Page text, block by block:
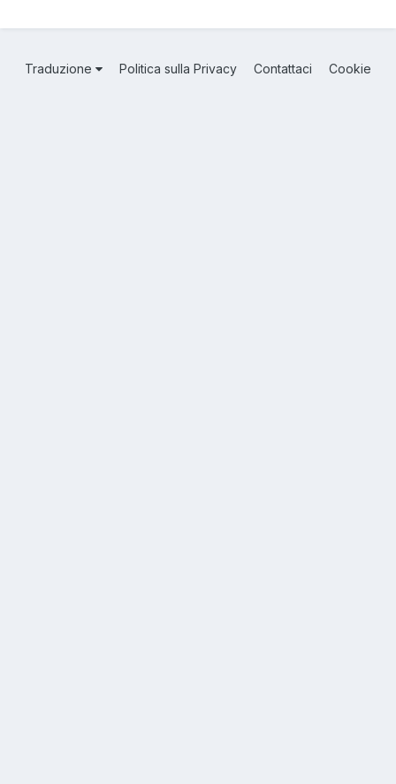
Traduzione Politica sulla Privacy Contattaci Cookie